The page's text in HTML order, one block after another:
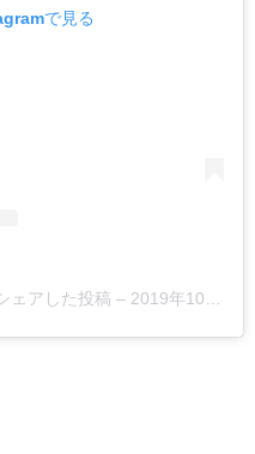
で見る
ェアした投稿 – 2019年10月月21日午前6時42分PDT